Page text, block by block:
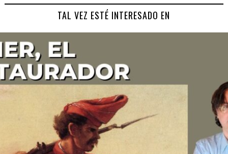
TAL VEZ ESTÉ INTERESADO EN